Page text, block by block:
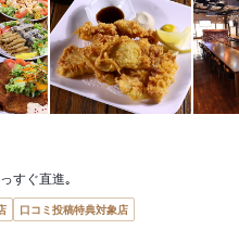
すぐ直進｡
口コミ投稿特典対象店